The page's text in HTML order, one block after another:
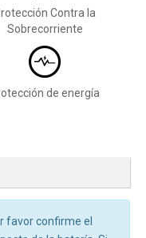
Contra la
Sobrecorriente
de energía
favor confirme el